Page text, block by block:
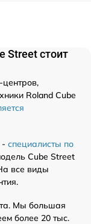
Street стоит
Roland Cube
- специалисты по
Cube Street
все виды
Мы большая
более 20 тыс.